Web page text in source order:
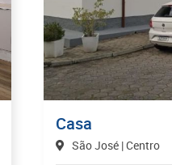
Casa
São José | Centro